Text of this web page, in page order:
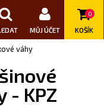
MŮJ ÚČET
0
KOŠÍK
váhy
- KPZ